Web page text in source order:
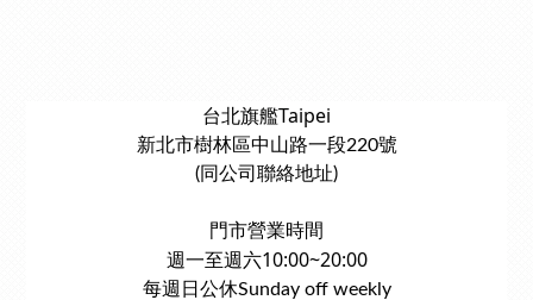
台北旗艦Taipei
新北市樹林區中山路一段220號
(同公司聯絡地址)
門市營業時間
週一至週六10:00~20:00
每週日公休Sunday off weekly